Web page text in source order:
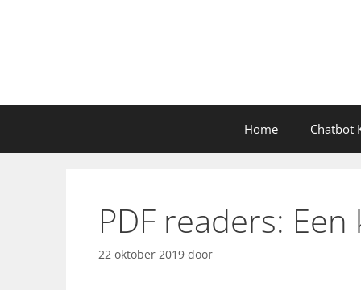
Home Chatbot
PDF readers:
22 oktober 2019 door